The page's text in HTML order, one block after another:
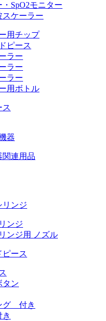
SpO2モニター
ケーラー
用チップ
ピース
ラー
ラー
ラー
用ボトル
ス
器
関連用品
リンジ
ンジ
ンジ用 ノズル
ース
タン
グ 付き